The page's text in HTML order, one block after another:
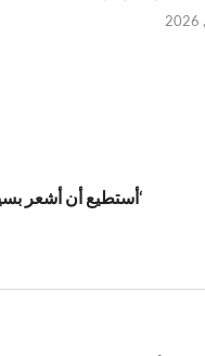
‘أستطيع أن أشعر